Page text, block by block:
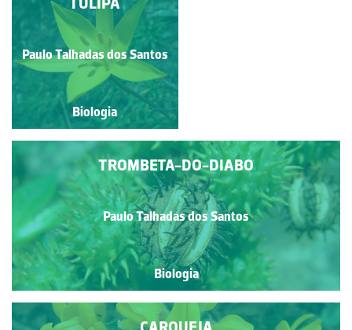
Paulo Talhadas dos Santos
Biologia
TROMBETA-DO-DIABO
Paulo Talhadas dos Santos
Biologia
Paulo Talhadas dos Santos
Biologia